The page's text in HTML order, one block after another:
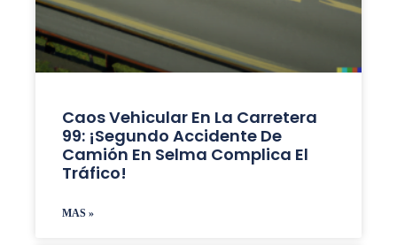
Caos Vehicular En La Carretera
99: ¡Segundo Accidente De
Camión En Selma Complica El
Tráfico!
MAS »